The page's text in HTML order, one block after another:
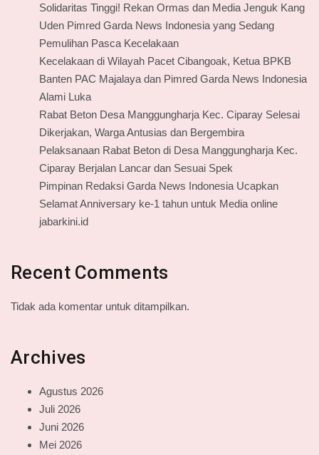
Solidaritas Tinggi! Rekan Ormas dan Media Jenguk Kang
Uden Pimred Garda News Indonesia yang Sedang
Pemulihan Pasca Kecelakaan
Kecelakaan di Wilayah Pacet Cibangoak, Ketua BPKB
Banten PAC Majalaya dan Pimred Garda News Indonesia
Alami Luka
Rabat Beton Desa Manggungharja Kec. Ciparay Selesai
Dikerjakan, Warga Antusias dan Bergembira
Pelaksanaan Rabat Beton di Desa Manggungharja Kec.
Ciparay Berjalan Lancar dan Sesuai Spek
Pimpinan Redaksi Garda News Indonesia Ucapkan
Selamat Anniversary ke-1 tahun untuk Media online
jabarkini.id
Recent Comments
Tidak ada komentar untuk ditampilkan.
Archives
Agustus 2026
Juli 2026
Juni 2026
Mei 2026